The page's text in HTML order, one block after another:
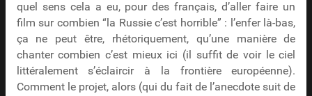
quel sens cela a eu, pour des français, d’aller faire un
film sur combien “la Russie c’est horrible” : l’enfer là-bas,
ça ne peut être, rhétoriquement, qu’une manière de
chanter combien c’est mieux ici (il suffit de voir le ciel
littéralement s’éclaircir à la frontière européenne).
Comment le projet, alors (qui du fait de l’anecdote suit de